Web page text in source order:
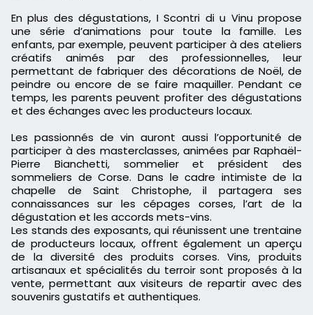
En plus des dégustations, I Scontri di u Vinu propose
une série d’animations pour toute la famille. Les
enfants, par exemple, peuvent participer à des ateliers
créatifs animés par des professionnelles, leur
permettant de fabriquer des décorations de Noël, de
peindre ou encore de se faire maquiller. Pendant ce
temps, les parents peuvent profiter des dégustations
et des échanges avec les producteurs locaux.
Les passionnés de vin auront aussi l’opportunité de
participer à des masterclasses, animées par Raphaël-
Pierre Bianchetti, sommelier et président des
sommeliers de Corse. Dans le cadre intimiste de la
chapelle de Saint Christophe, il partagera ses
connaissances sur les cépages corses, l’art de la
dégustation et les accords mets-vins.
Les stands des exposants, qui réunissent une trentaine
de producteurs locaux, offrent également un aperçu
de la diversité des produits corses. Vins, produits
artisanaux et spécialités du terroir sont proposés à la
vente, permettant aux visiteurs de repartir avec des
souvenirs gustatifs et authentiques.